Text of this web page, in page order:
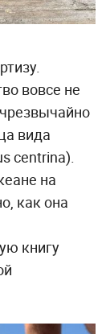
вовсе не
вида
centrina).
на
как она
книгу